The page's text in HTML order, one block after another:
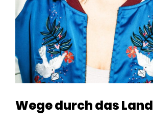
Wege durch das Land